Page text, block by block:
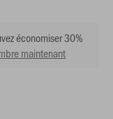
économiser 30%
maintenant